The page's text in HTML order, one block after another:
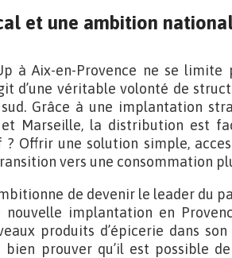
et une ambition
à Aix-en-Provence ne se
d’une véritable volonté de
Grâce à une implantation
Marseille, la distribution est
? Offrir une solution simple,
vers une consommation
de devenir le leader du
implantation en
produits d’épicerie dans
bien prouver qu’il est possible